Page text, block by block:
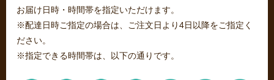
お届け日時・時間帯を指定いただけます。
※配達日時ご指定の場合は、ご注文日より4日以降をご指定く
ださい。
※指定できる時間帯は、以下の通りです。